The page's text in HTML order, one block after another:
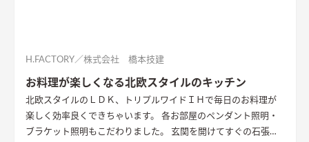
H.FACTORY／株式会社 橋本技建
お料理が楽しくなる北欧スタイルのキッチン
北欧スタイルのＬＤＫ、トリプルワイドＩＨで毎日のお料理が
楽しく効率良くできちゃいます。 各お部屋のペンダント照明・
ブラケット照明もこだわりました。 玄関を開けてすぐの石張り